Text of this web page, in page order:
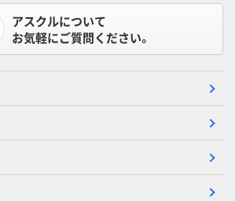
アスクルについて
お気軽にご質問ください。